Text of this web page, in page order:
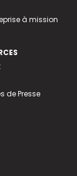
à mission
de Presse